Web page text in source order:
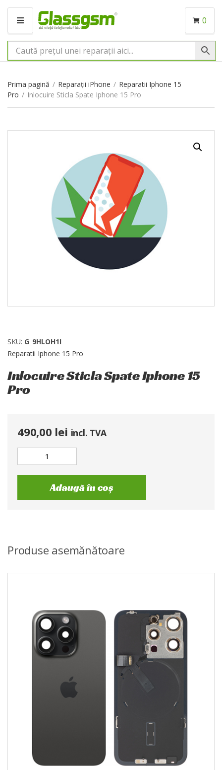
M
N
I
0
Prima pagină / Reparații iPhone / Reparatii Iphone 15
Pro / Inlocuire Sticla Spate Iphone 15 Pro
SKU: G_9HLOH1I
Reparatii Iphone 15 Pro
Inlocuire Sticla Spate Iphone 15
Pro
490,00 lei incl. TVA
Adaugă în coș
Produse asemănătoare